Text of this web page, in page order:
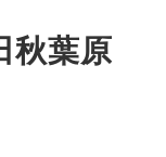
秋葉原